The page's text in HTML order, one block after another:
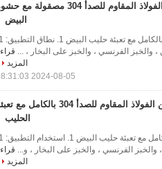
آلة صنع كعكة محشوة بالبخار من الفولاذ المقاوم للصدأ 304 مصقولة
البيض
والخبز الفرنسي ، والخبز على البخار ، ...
المزيد
2024-08-05 18:31:03
آلة صنع الكعك المحشوة بالبخار من الفولاذ المقاوم للصدأ 304 بالكامل
الحليب
الفرنسي ، والخبز على البخار ، و...
المزيد